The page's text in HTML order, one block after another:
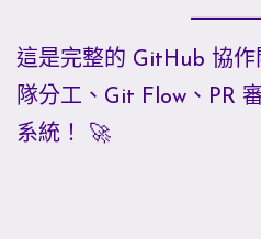
這是完整的 GitHub 協作
隊分工、Git Flow、PR
系統！ 🚀